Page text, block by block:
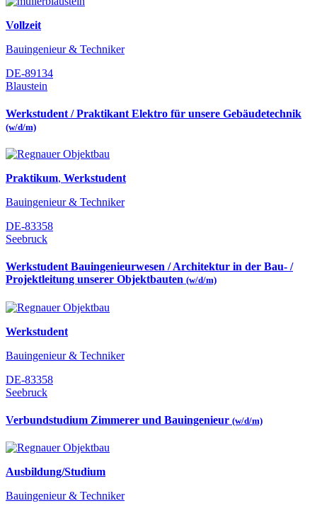
Vollzeit
Bauingenieur & Techniker
DE-89134
Blaustein
Werkstudent / Praktikant Elektro für unsere Gebäudetechnik
(w/d/m)
Praktikum, Werkstudent
Bauingenieur & Techniker
DE-83358
Seebruck
Werkstudent Bauingenieurwesen / Architektur in der Bau- /
Projektleitung unserer Objektbauten (w/d/m)
Werkstudent
Bauingenieur & Techniker
DE-83358
Seebruck
Verbundstudium Zimmerer und Bauingenieur (w/d/m)
Ausbildung/Studium
Bauingenieur & Techniker